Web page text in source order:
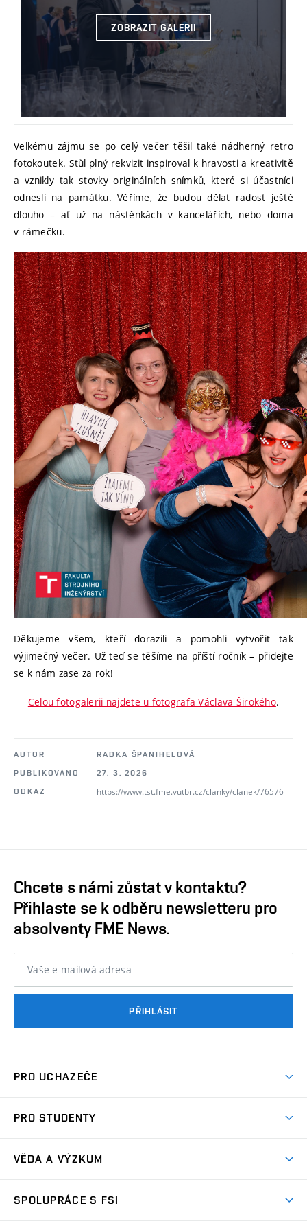
ZOBRAZIT GALERII
Velkému zájmu se po celý večer těšil také nádherný retro
fotokoutek. Stůl plný rekvizit inspiroval k hravosti a kreativitě
a vznikly tak stovky originálních snímků, které si účastníci
odnesli na památku. Věříme, že budou dělat radost ještě
dlouho – ať už na nástěnkách v kancelářích, nebo doma
v rámečku.
Děkujeme všem, kteří dorazili a pomohli vytvořit tak
výjimečný večer. Už teď se těšíme na příští ročník – přidejte
se k nám zase za rok!
Celou fotogalerii najdete u fotografa Václava Širokého.
AUTOR
RADKA ŠPANIHELOVÁ
PUBLIKOVÁNO
27. 3. 2026
ODKAZ
https://www.tst.fme.vutbr.cz/clanky/clanek/76576
Chcete s námi zůstat v kontaktu?
Přihlaste se k odběru newsletteru pro
absolventy FME News.
Vaše e-mailová adresa
PŘIHLÁSIT
PRO UCHAZEČE
Ambasadoři studia
Zápisy
PRO STUDENTY
Studijní předpisy
VĚDA A VÝZKUM
SPOLUPRÁCE S FSI